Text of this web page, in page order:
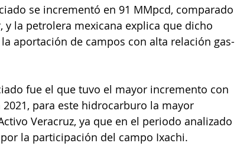
se incrementó en 91 MMpcd, comparado
la petrolera mexicana explica que dicho
aportación de campos con alta relación gas-
fue el que tuvo el mayor incremento con
para este hidrocarburo la mayor
Veracruz, ya que en el periodo analizado
la participación del campo Ixachi.